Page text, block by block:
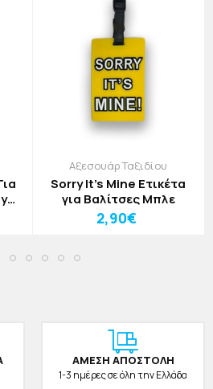
Αξεσουάρ Ταξιδίου
Sorry It’s Mine Ετικέτα
για Βαλίτσες Μπλε
2,90€
ΑΜΕΣΗ ΑΠΟΣΤΟΛΗ
1-3 ημέρες σε όλη την Ελλάδα